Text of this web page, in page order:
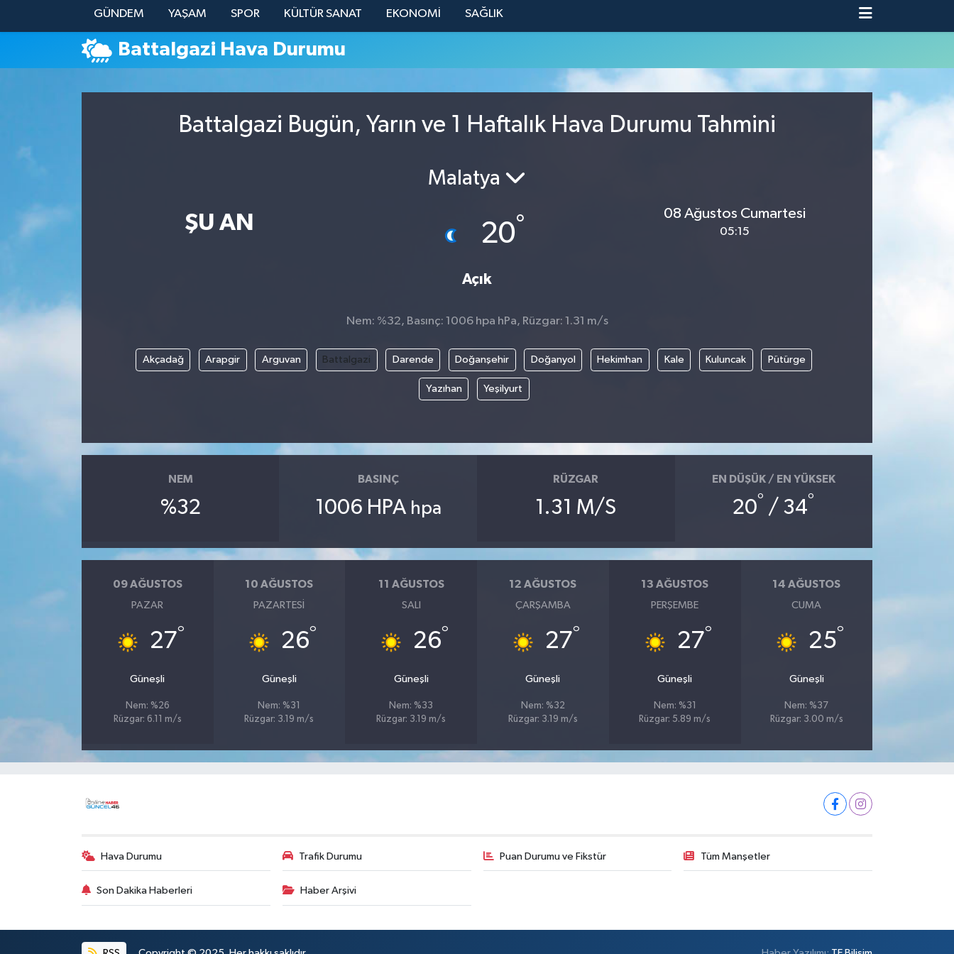
GÜNDEM YAŞAM SPOR KÜLTÜR SANAT EKONOMİ SAĞLIK
Battalgazi Hava Durumu
Battalgazi Bugün, Yarın ve 1 Haftalık Hava Durumu Tahmini
ŞU AN
Malatya
20°
Açık
08 Ağustos Cumartesi
05:15
Nem: %32, Basınç: 1006 hpa hPa, Rüzgar: 1.31 m/s
Akçadağ Arapgir Arguvan Battalgazi Darende Doğanşehir Doğanyol Hekimhan Kale Kuluncak Pütürge
Yazıhan Yeşilyurt
NEM
%32
BASINÇ
1006 HPA hpa
RÜZGAR
1.31 M/S
EN DÜŞÜK / EN YÜKSEK
20° / 34°
09 AĞUSTOS
PAZAR
27°
Güneşli
Nem: %26
Rüzgar: 6.11 m/s
10 AĞUSTOS
PAZARTESI
26°
Güneşli
Nem: %31
Rüzgar: 3.19 m/s
11 AĞUSTOS
SALI
26°
Güneşli
Nem: %33
Rüzgar: 3.19 m/s
12 AĞUSTOS
ÇARŞAMBA
27°
Güneşli
Nem: %32
Rüzgar: 3.19 m/s
13 AĞUSTOS
PERŞEMBE
27°
Güneşli
Nem: %31
Rüzgar: 5.89 m/s
14 AĞUSTOS
CUMA
25°
Güneşli
Nem: %37
Rüzgar: 3.00 m/s
Hava Durumu Trafik Durumu Puan Durumu ve Fikstür Tüm Manşetler
Son Dakika Haberleri Haber Arşivi